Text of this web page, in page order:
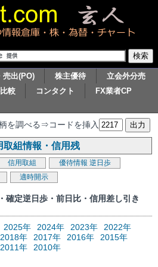
売出(PO) 株主優待
立会外分売
較 コンタクト
FX業者CP
を調べる⇒コードを挿入
取組情報・信用残
信用取組 優待情報 逆日歩
適時開示
確定逆日歩・前日比・信用差し引き
2025年 2024年 2023年
2022年
2018年 2017年 2016年
2015年
2011年 2010年